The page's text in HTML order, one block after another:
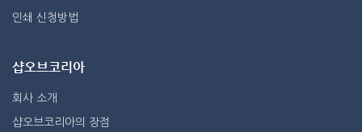
인쇄 신청방법
샵오브코리아
회사 소개
샵오브코리아의 장점